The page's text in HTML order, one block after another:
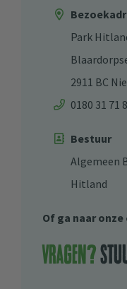
Park
2911 BC
0180 31 71
Bestuur
Algemeen
Hitland
Of ga naar
Vragen?